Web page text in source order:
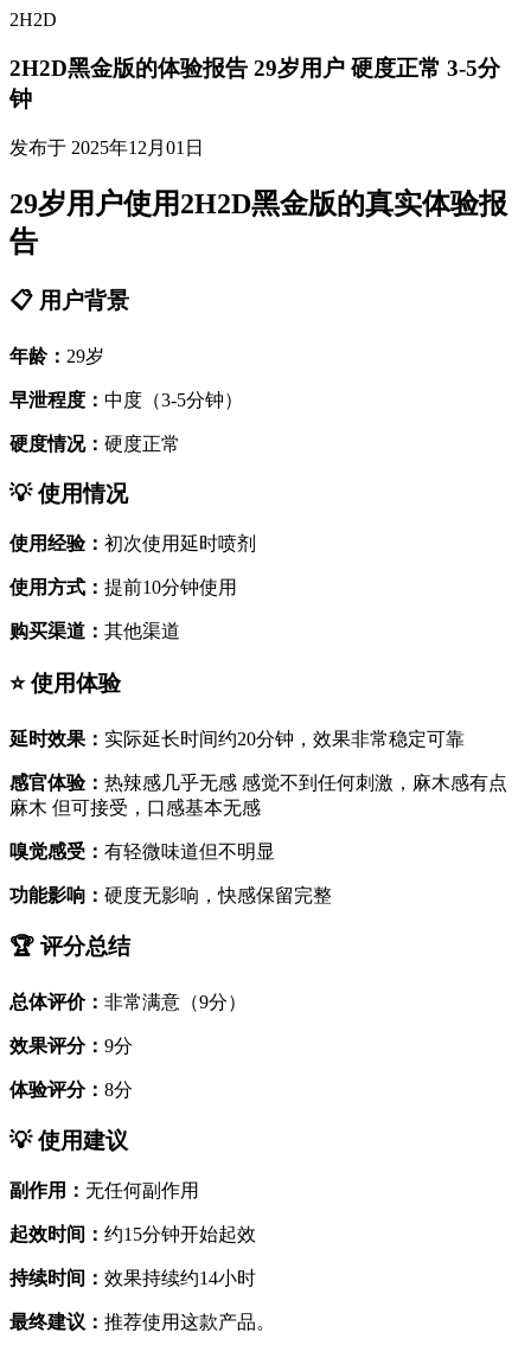
2H2D
2H2D黑金版的体验报告 29岁用户 硬度正常 3-5分
钟
发布于 2025年12月01日
29岁用户使用2H2D黑金版的真实体验报
告
📋 用户背景
年龄： 29岁
早泄程度： 中度（3-5分钟）
硬度情况： 硬度正常
💡 使用情况
使用经验： 初次使用延时喷剂
使用方式： 提前10分钟使用
购买渠道： 其他渠道
⭐ 使用体验
延时效果： 实际延长时间约20分钟，效果非常稳定可靠
感官体验： 热辣感几乎无感 感觉不到任何刺激，麻木感有点
麻木 但可接受，口感基本无感
嗅觉感受： 有轻微味道但不明显
功能影响： 硬度无影响，快感保留完整
🏆 评分总结
总体评价： 非常满意（9分）
效果评分： 9分
体验评分： 8分
💡 使用建议
副作用： 无任何副作用
起效时间： 约15分钟开始起效
持续时间： 效果持续约14小时
最终建议： 推荐使用这款产品。